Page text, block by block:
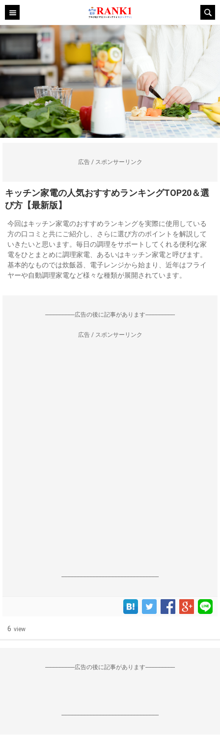
広告 / スポンサーリンク
キッチン家電の人気おすすめランキングTOP20＆選
び方【最新版】
今回はキッチン家電のおすすめランキングを実際に使用している
方の口コミと共にご紹介し、さらに選び方のポイントを解説して
いきたいと思います。毎日の調理をサポートしてくれる便利な家
電をひとまとめに調理家電、あるいはキッチン家電と呼びます。
基本的なものでは炊飯器、電子レンジから始まり、近年はフライ
ヤーや自動調理家電など様々な種類が展開されています。
--------------------広告の後に記事があります--------------------
広告 / スポンサーリンク
------------------------------------------------------------------
6 view
--------------------広告の後に記事があります--------------------
------------------------------------------------------------------